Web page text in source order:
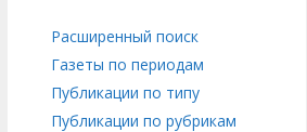
Расширенный поиск
Газеты по периодам
Публикации по типу
Публикации по рубрикам